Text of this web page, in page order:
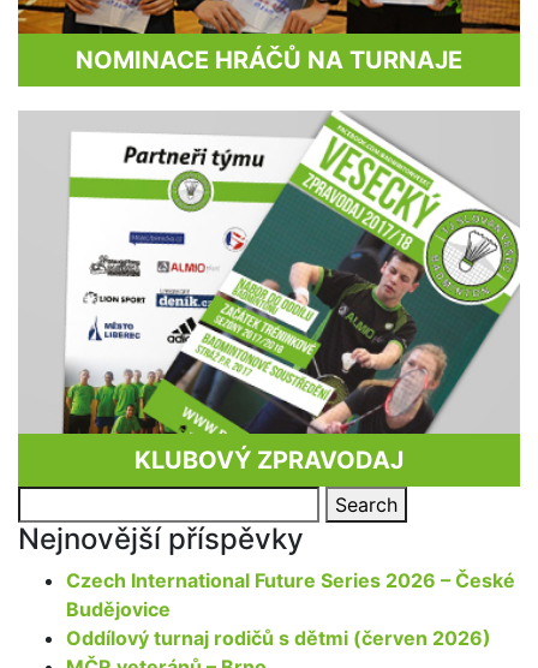
NOMINACE HRÁČŮ NA TURNAJE
KLUBOVÝ ZPRAVODAJ
for:
Search
Nejnovější příspěvky
Czech International Future Series 2026 – České
Budějovice
Oddílový turnaj rodičů s dětmi (červen 2026)